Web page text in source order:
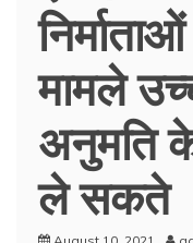
मामले
अनुमति
ले सकते